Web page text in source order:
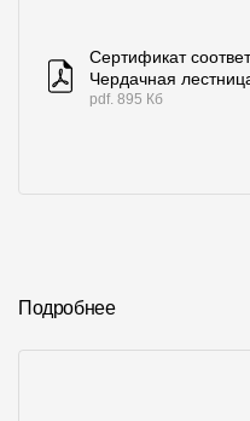
Сертификат
Чердачная
pdf. 895 Кб
Подробнее